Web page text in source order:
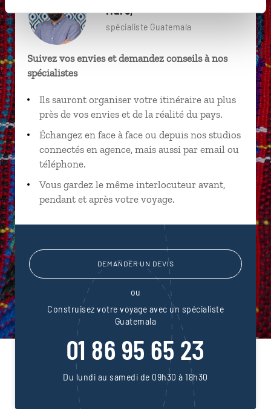
Marc,
spécialiste Guatemala
Suivez vos envies et demandez conseils à nos
spécialistes
Ils sauront organiser votre itinéraire au plus
près de vos envies et de la réalité du pays.
Échangez en face à face ou depuis nos studios
connectés en agence, mais aussi par email ou
téléphone.
Vous gardez le même interlocuteur avant,
pendant et après votre voyage.
DEMANDER UN DEVIS
ou
Construisez votre voyage avec un spécialiste
Guatemala
01 86 95 65 23
Du lundi au samedi de 09h30 à 18h30